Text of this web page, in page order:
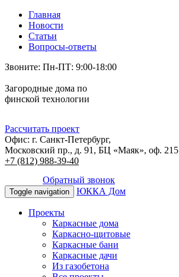
Главная
Новости
Статьи
Вопросы-ответы
Звоните: Пн-ПТ: 9:00-18:00
Загородные дома по
финской технологии
Рассчитать проект
Офис: г. Санкт-Петербург,
Московский пр., д. 91, БЦ «Маяк», оф. 215
+7 (812) 988-39-40
Обратный звонок
Toggle navigation ЮККА Дом
Проекты
Каркасные дома
Каркасно-щитовые
Каркасные бани
Каркасные дачи
Из газобетона